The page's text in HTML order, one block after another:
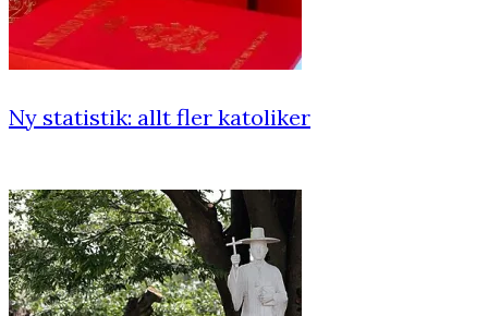
Ny statistik: allt fler katoliker